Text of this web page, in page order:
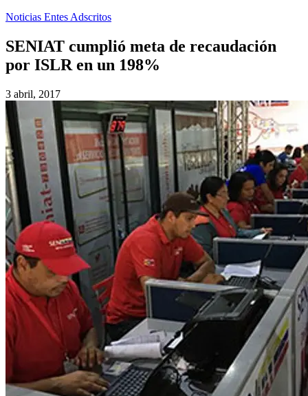
Noticias Entes Adscritos
SENIAT cumplió meta de recaudación
por ISLR en un 198%
3 abril, 2017